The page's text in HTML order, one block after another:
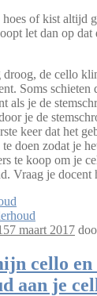
of kist altijd
let dan op dat
de cello
Soms schieten
als je de
je de
keer dat het
doen zodat je
te koop om je
Vraag je docent
7 maart 2017
cello en
aan je